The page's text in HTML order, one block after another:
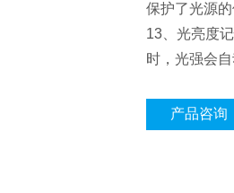
保护了光源
13、光亮度
时，光强会
产品咨询